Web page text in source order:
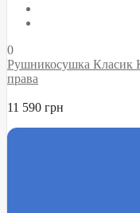
0
Рушникосушка Класик
права
11 590 грн